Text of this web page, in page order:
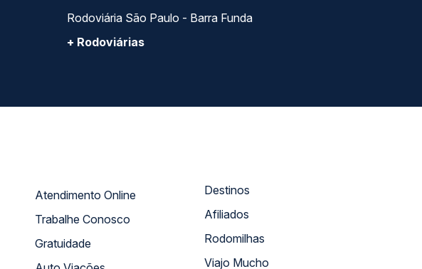
Rodoviária São Paulo - Barra Funda
+ Rodoviárias
Atendimento Online
Trabalhe Conosco
Gratuidade
Destinos
Afiliados
Rodomilhas
Viajo Mucho